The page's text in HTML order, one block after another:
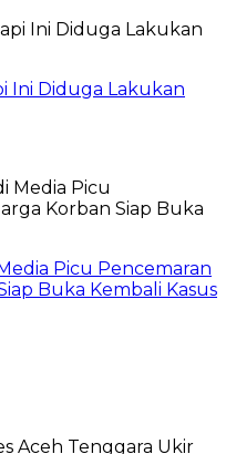
Ini Diduga Lakukan
Picu Pencemaran
Buka Kembali Kasus